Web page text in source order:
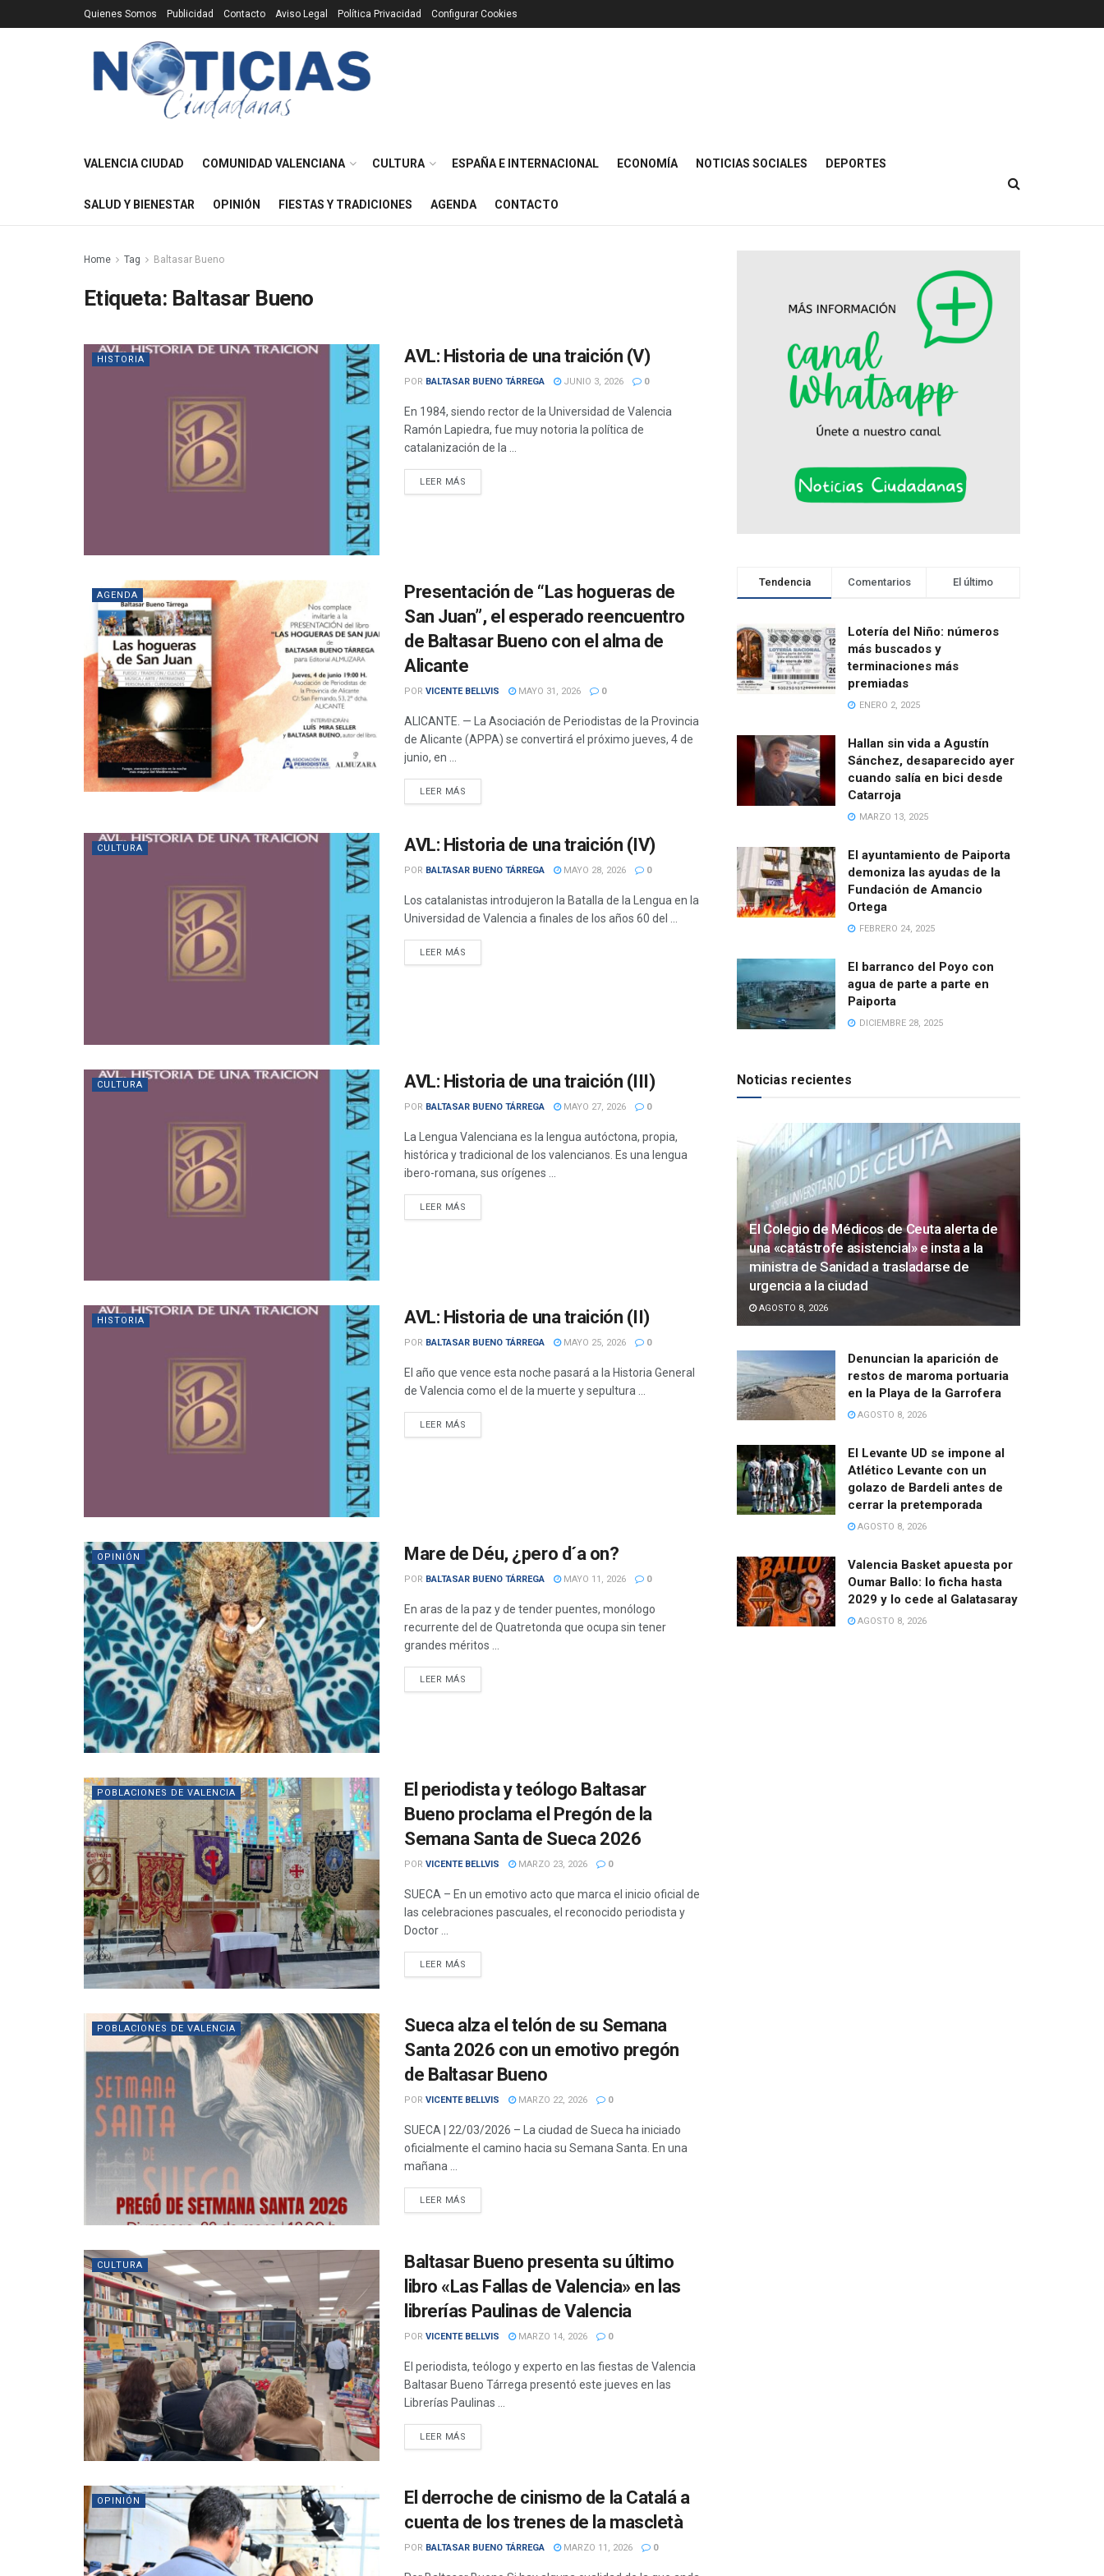
Quienes Somos Publicidad Contacto Aviso Legal Política Privacidad Configurar Cookies
VALENCIA CIUDAD COMUNIDAD VALENCIANA CULTURA ESPAÑA E INTERNACIONAL ECONOMÍA NOTICIAS SOCIALES DEPORTES
SALUD Y BIENESTAR OPINIÓN FIESTAS Y TRADICIONES AGENDA CONTACTO
Home Tag Baltasar Bueno
Etiqueta: Baltasar Bueno
HISTORIA AVL: Historia de una traición (V)
POR BALTASAR BUENO TÁRREGA JUNIO 3, 2026 0
En 1984, siendo rector de la Universidad de Valencia
Ramón Lapiedra, fue muy notoria la política de
catalanización de la ...
LEER MÁS
AGENDA
Presentación de “Las hogueras de
San Juan”, el esperado reencuentro
de Baltasar Bueno con el alma de
Alicante
POR VICENTE BELLVIS MAYO 31, 2026 0
ALICANTE. — La Asociación de Periodistas de la Provincia
de Alicante (APPA) se convertirá el próximo jueves, 4 de
junio, en ...
LEER MÁS
CULTURA AVL: Historia de una traición (IV)
POR BALTASAR BUENO TÁRREGA MAYO 28, 2026 0
Los catalanistas introdujeron la Batalla de la Lengua en la
Universidad de Valencia a finales de los años 60 del ...
LEER MÁS
CULTURA AVL: Historia de una traición (III)
POR BALTASAR BUENO TÁRREGA MAYO 27, 2026 0
La Lengua Valenciana es la lengua autóctona, propia,
histórica y tradicional de los valencianos. Es una lengua
ibero-romana, sus orígenes ...
LEER MÁS
HISTORIA AVL: Historia de una traición (II)
POR BALTASAR BUENO TÁRREGA MAYO 25, 2026 0
El año que vence esta noche pasará a la Historia General
de Valencia como el de la muerte y sepultura ...
LEER MÁS
OPINIÓN Mare de Déu, ¿pero d´a on?
POR BALTASAR BUENO TÁRREGA MAYO 11, 2026 0
En aras de la paz y de tender puentes, monólogo
recurrente del de Quatretonda que ocupa sin tener
grandes méritos ...
LEER MÁS
POBLACIONES DE VALENCIA
El periodista y teólogo Baltasar
Bueno proclama el Pregón de la
Semana Santa de Sueca 2026
POR VICENTE BELLVIS MARZO 23, 2026 0
SUECA – En un emotivo acto que marca el inicio oficial de
las celebraciones pascuales, el reconocido periodista y
Doctor ...
LEER MÁS
POBLACIONES DE VALENCIA
Sueca alza el telón de su Semana
Santa 2026 con un emotivo pregón
de Baltasar Bueno
POR VICENTE BELLVIS MARZO 22, 2026 0
SUECA | 22/03/2026 – La ciudad de Sueca ha iniciado
oficialmente el camino hacia su Semana Santa. En una
mañana ...
LEER MÁS
CULTURA
Baltasar Bueno presenta su último
libro «Las Fallas de Valencia» en las
librerías Paulinas de Valencia
POR VICENTE BELLVIS MARZO 14, 2026 0
El periodista, teólogo y experto en las fiestas de Valencia
Baltasar Bueno Tárrega presentó este jueves en las
Librerías Paulinas ...
LEER MÁS
OPINIÓN
El derroche de cinismo de la Catalá a
cuenta de los trenes de la mascletà
POR BALTASAR BUENO TÁRREGA MARZO 11, 2026 0
Tendencia Comentarios El último
Lotería del Niño: números
más buscados y
terminaciones más
premiadas
ENERO 2, 2025
Hallan sin vida a Agustín
Sánchez, desaparecido ayer
cuando salía en bici desde
Catarroja
MARZO 13, 2025
El ayuntamiento de Paiporta
demoniza las ayudas de la
Fundación de Amancio
Ortega
FEBRERO 24, 2025
El barranco del Poyo con
agua de parte a parte en
Paiporta
DICIEMBRE 28, 2025
Noticias recientes
El Colegio de Médicos de Ceuta alerta de
una «catástrofe asistencial» e insta a la
ministra de Sanidad a trasladarse de
urgencia a la ciudad
AGOSTO 8, 2026
Denuncian la aparición de
restos de maroma portuaria
en la Playa de la Garrofera
AGOSTO 8, 2026
El Levante UD se impone al
Atlético Levante con un
golazo de Bardeli antes de
cerrar la pretemporada
AGOSTO 8, 2026
Valencia Basket apuesta por
Oumar Ballo: lo ficha hasta
2029 y lo cede al Galatasaray
AGOSTO 8, 2026